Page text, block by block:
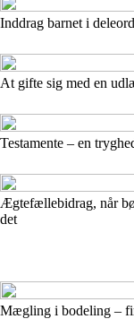
Inddrag barnet i
At gifte sig med en
Testamente – en
Ægtefællebidrag, når
det
Mægling i bodeling –